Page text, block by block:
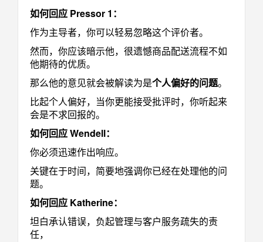
如何回应 Pressor 1：
作为主导者，你可以轻易忽略这个评价者。
然而，你应该暗示他，很遗憾商品配送流程不如
他期待的优质。
那么他的意见就会被解读为是个人偏好的问题。
比起个人偏好，当你更能接受批评时，你听起来
会是不求回报的。
如何回应 Wendell：
你必须迅速作出响应。
关键在于时间，简要地强调你已经在处理他的问
题。
如何回应 Katherine：
坦白承认错误，负起管理与客户服务疏失的责
任，